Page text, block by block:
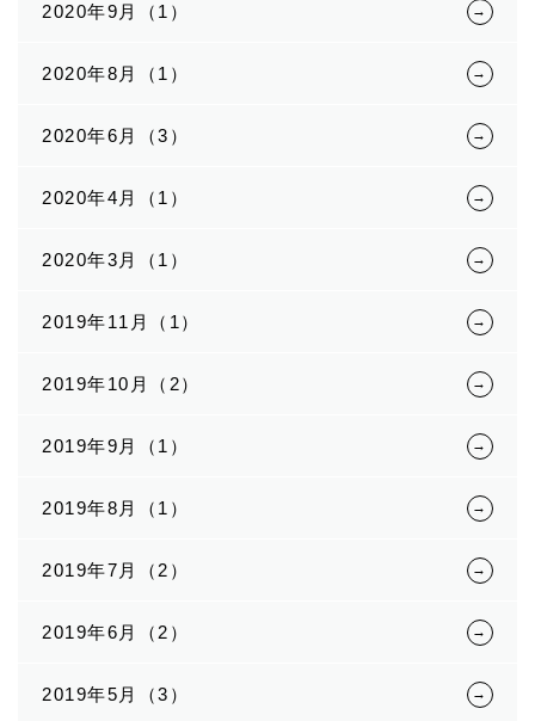
2020年9月（1）
2020年8月（1）
2020年6月（3）
2020年4月（1）
2020年3月（1）
2019年11月（1）
2019年10月（2）
2019年9月（1）
2019年8月（1）
2019年7月（2）
2019年6月（2）
2019年5月（3）